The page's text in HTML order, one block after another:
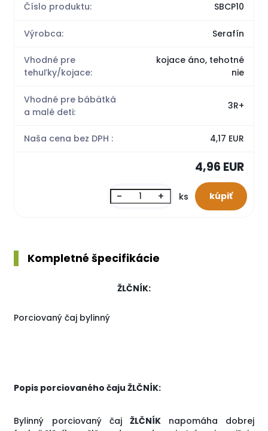
Číslo produktu: SBCP10
Výrobca: Serafín
Vhodné pre
tehuľky/kojace:
kojace áno, tehotné
nie
Vhodné pre bábätká
a malé deti:
3R+
Naša cena bez DPH : 4,17 EUR
4,96 EUR
- + ks
Kompletné špecifikácie
ŽLČNÍK:
Porciovaný čaj bylinný
Popis porciovaného čaju ŽLČNÍK:
Bylinný porciovaný čajŽLČNÍK napomáha dobrej